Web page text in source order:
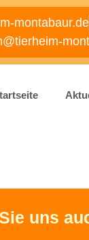
montabaur.de
uns